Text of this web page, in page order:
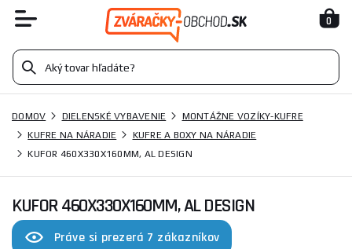
0
DOMOV DIELENSKÉ VYBAVENIE
MONTÁŽNE VOZÍKY-KUFRE
KUFRE NA NÁRADIE
KUFRE A BOXY NA NÁRADIE
KUFOR 460X330X160MM, AL DESIGN
KUFOR 460X330X160MM, AL DESIGN
Práve si prezerá 7 zákazníkov